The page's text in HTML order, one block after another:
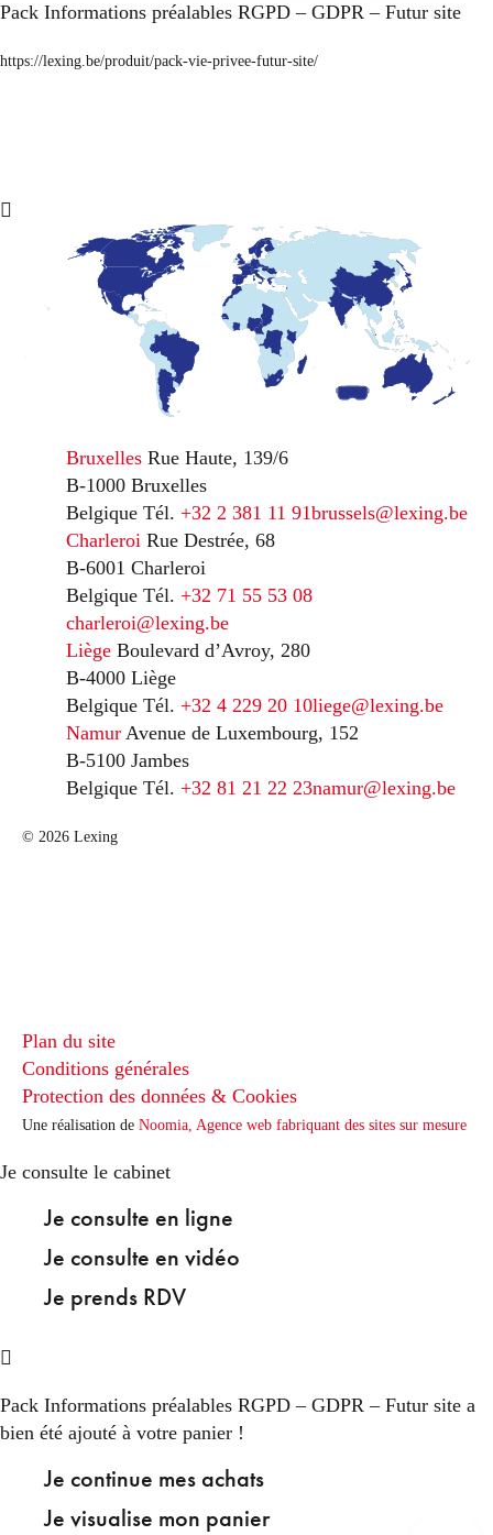
Pack Informations préalables RGPD – GDPR – Futur site
https://lexing.be/produit/pack-vie-privee-futur-site/
Bruxelles Rue Haute, 139/6
B-1000 Bruxelles
Belgique Tél. +32 2 381 11 91brussels@lexing.be
Charleroi Rue Destrée, 68
B-6001 Charleroi
Belgique Tél. +32 71 55 53 08
charleroi@lexing.be
Liège Boulevard d’Avroy, 280
B-4000 Liège
Belgique Tél. +32 4 229 20 10liege@lexing.be
Namur Avenue de Luxembourg, 152
B-5100 Jambes
Belgique Tél. +32 81 21 22 23namur@lexing.be
© 2026 Lexing
Plan du site
Conditions générales
Protection des données & Cookies
Une réalisation de Noomia, Agence web fabriquant des sites sur mesure
Je consulte le cabinet
Je consulte en ligne
Je consulte en vidéo
Je prends RDV
Pack Informations préalables RGPD – GDPR – Futur site a
bien été ajouté à votre panier !
Je continue mes achats
Je visualise mon panier